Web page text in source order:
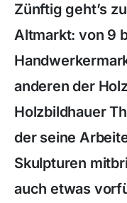
Zünftig geht’s
Altmarkt: von 9
anderen der
Holzbildhauer
der seine
Skulpturen
auch etwas